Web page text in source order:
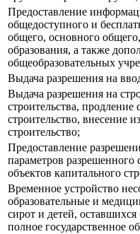
Предоставление
общедоступного и
общего, основного
образования, а также
общеобразовательных
Выдача разрешения на
Выдача разрешения на
строительства, продление
строительство, внесение
строительство;
Предоставление
параметров разрешенного
объектов капитального
Временное устройство
образовательные и
сирот и детей,
полное государственное